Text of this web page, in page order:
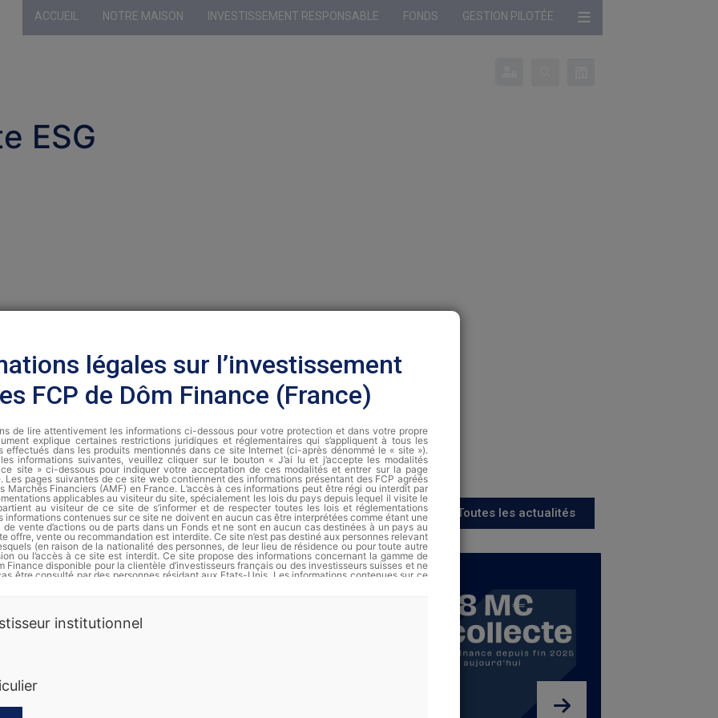
ACCUEIL NOTRE MAISON INVESTISSEMENT RESPONSABLE FONDS GESTION PILOTÉE
ESG
Toutes les actualités
légales sur l’investissement
FCP de Dôm Finance (France)
de lire attentivement les informations ci-dessous pour votre protection et dans votre propre
explique certaines restrictions juridiques et réglementaires qui s’appliquent à tous les
effectués dans les produits mentionnés dans ce site Internet (ci-après dénommé le « site »).
informations suivantes, veuillez cliquer sur le bouton « J’ai lu et j’accepte les modalités
ce site » ci-dessous pour indiquer votre acceptation de ces modalités et entrer sur la page
Les pages suivantes de ce site web contiennent des informations présentant des FCP agréés
Marchés Financiers (AMF) en France. L’accès à ces informations peut être régi ou interdit par
applicables au visiteur du site, spécialement les lois du pays depuis lequel il visite le
au visiteur de ce site de s’informer et de respecter toutes les lois et réglementations
informations contenues sur ce site ne doivent en aucun cas être interprétées comme étant une
de vente d’actions ou de parts dans un Fonds et ne sont en aucun cas destinées à un pays au
offre, vente ou recommandation est interdite. Ce site n’est pas destiné aux personnes relevant
(en raison de la nationalité des personnes, de leur lieu de résidence ou pour toute autre
ou l’accès à ce site est interdit. Ce site propose des informations concernant la gamme de
Finance disponible pour la clientèle d’investisseurs français ou des investisseurs suisses et ne
être consulté par des personnes résidant aux Etats-Unis. Les informations contenues sur ce
complète et les documents d’informations périodiques de chaque FCP sont disponibles
Finance.
passées ne préjugent pas des rendements futurs. Les actions ne sont pas garanties et
de la valeur, notamment en raison des fluctuations des marchés. Dôm Finance fournit
Toute souscription dans un compartiment doit se faire sur la base du prospectus actuellement
documents périodiques disponibles sur la base GECO de l’Autorité des Marchés Financiers ou
institutionnel